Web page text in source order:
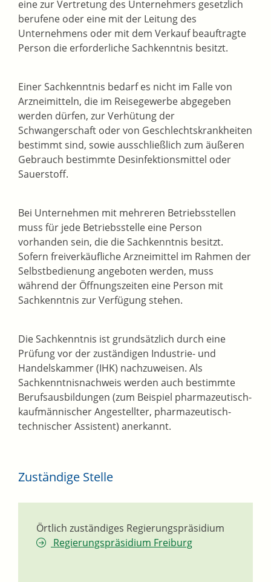
eine zur Vertretung des Unternehmers gesetzlich
berufene oder eine mit der Leitung des
Unternehmens oder mit dem Verkauf beauftragte
Person die erforderliche Sachkenntnis besitzt.
Einer Sachkenntnis bedarf es nicht im Falle von
Arzneimitteln, die im Reisegewerbe abgegeben
werden dürfen, zur Verhütung der
Schwangerschaft oder von Geschlechtskrankheiten
bestimmt sind, sowie ausschließlich zum äußeren
Gebrauch bestimmte Desinfektionsmittel oder
Sauerstoff.
Bei Unternehmen mit mehreren Betriebsstellen
muss für jede Betriebsstelle eine Person
vorhanden sein, die die Sachkenntnis besitzt.
Sofern freiverkäufliche Arzneimittel im Rahmen der
Selbstbedienung angeboten werden, muss
während der Öffnungszeiten eine Person mit
Sachkenntnis zur Verfügung stehen.
Die Sachkenntnis ist grundsätzlich durch eine
Prüfung vor der zuständigen Industrie- und
Handelskammer (IHK) nachzuweisen. Als
Sachkenntnisnachweis werden auch bestimmte
Berufsausbildungen (zum Beispiel pharmazeutisch-
kaufmännischer Angestellter, pharmazeutisch-
technischer Assistent) anerkannt.
Zuständige Stelle
Örtlich zuständiges Regierungspräsidium
Regierungspräsidium Freiburg